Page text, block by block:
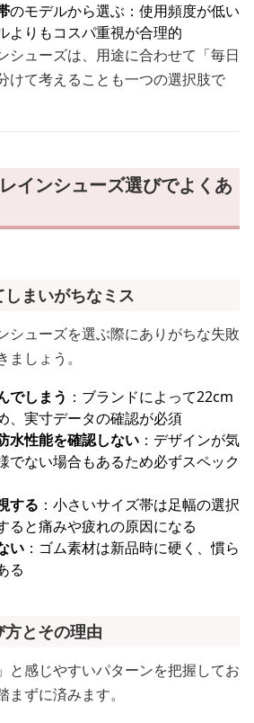
のモデルから選ぶ：使用頻度が低い
よりもコスパ重視が合理的
シューズは、用途に合わせて「毎日
けて考えることも一つの選択肢で
インシューズ選びでよくあ
まいがちなミス
シューズを選ぶ際にありがちな失敗
しょう。
でしまう ：ブランドによって22cm
、実寸データの確認が必須
水性能を確認しない ：デザインが気
でない場合もあるため必ずスペック
する ：小さいサイズ帯は足幅の選択
ると痛みや疲れの原因になる
い ：ゴム素材は新品時に硬く、慣ら
る
とその理由
と感じやすいパターンを把握してお
まずに済みます。